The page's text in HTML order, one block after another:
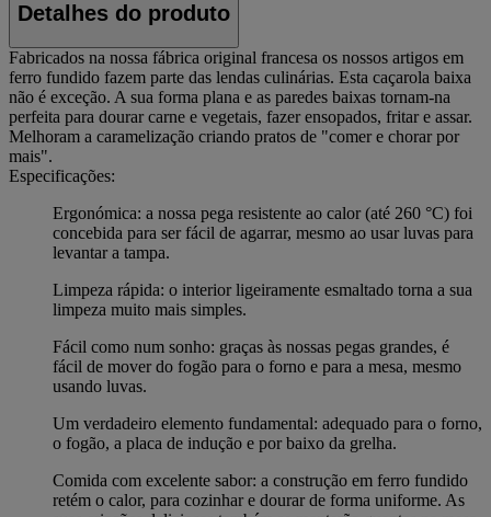
Detalhes do produto
Fabricados na nossa fábrica original francesa os nossos artigos em
ferro fundido fazem parte das lendas culinárias. Esta caçarola baixa
não é exceção. A sua forma plana e as paredes baixas tornam-na
perfeita para dourar carne e vegetais, fazer ensopados, fritar e assar.
Melhoram a caramelização criando pratos de "comer e chorar por
mais".
Especificações:
Ergonómica: a nossa pega resistente ao calor (até 260 °C) foi
concebida para ser fácil de agarrar, mesmo ao usar luvas para
levantar a tampa.
Limpeza rápida: o interior ligeiramente esmaltado torna a sua
limpeza muito mais simples.
Fácil como num sonho: graças às nossas pegas grandes, é
fácil de mover do fogão para o forno e para a mesa, mesmo
usando luvas.
Um verdadeiro elemento fundamental: adequado para o forno,
o fogão, a placa de indução e por baixo da grelha.
Comida com excelente sabor: a construção em ferro fundido
retém o calor, para cozinhar e dourar de forma uniforme. As